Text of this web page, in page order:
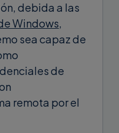
debida a las
Windows,
sea capaz de
de
remota por el